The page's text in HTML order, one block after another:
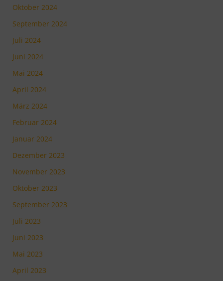
Oktober 2024
September 2024
Juli 2024
Juni 2024
Mai 2024
April 2024
März 2024
Februar 2024
Januar 2024
Dezember 2023
November 2023
Oktober 2023
September 2023
Juli 2023
Juni 2023
Mai 2023
April 2023